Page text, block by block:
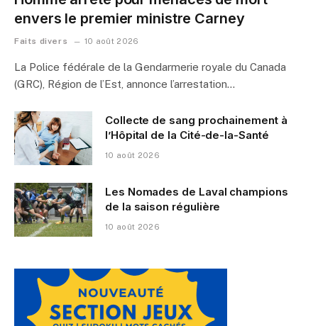
envers le premier ministre Carney
Faits divers 10 août 2026
La Police fédérale de la Gendarmerie royale du Canada
(GRC), Région de l’Est, annonce l’arrestation…
Collecte de sang prochainement à
l’Hôpital de la Cité-de-la-Santé
10 août 2026
Les Nomades de Laval champions
de la saison régulière
10 août 2026